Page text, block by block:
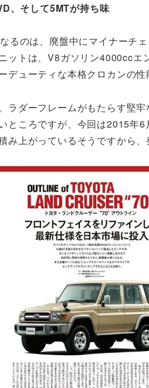
、そして5MTが持ち味
るのは、廃盤中にマイナーチ
ットは、V8ガソリン4000cc
ューティな本格クロカンの性
ラダーフレームがもたらす堅
ところですが、今回は2015年
上がっているそうですから、